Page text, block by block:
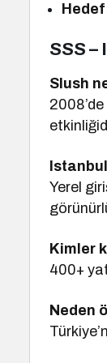
SSS –
Slush
Yerel
Kimler
400+
Neden